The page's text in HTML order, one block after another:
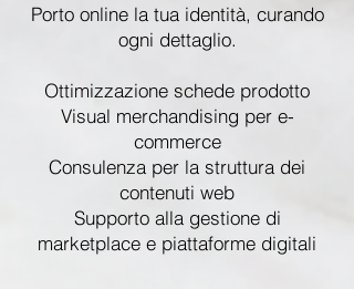
Porto online la tua identità, curando
ogni dettaglio.
Ottimizzazione schede prodotto
Visual merchandising per e-
commerce
Consulenza per la struttura dei
contenuti web
Supporto alla gestione di
marketplace e piattaforme digitali